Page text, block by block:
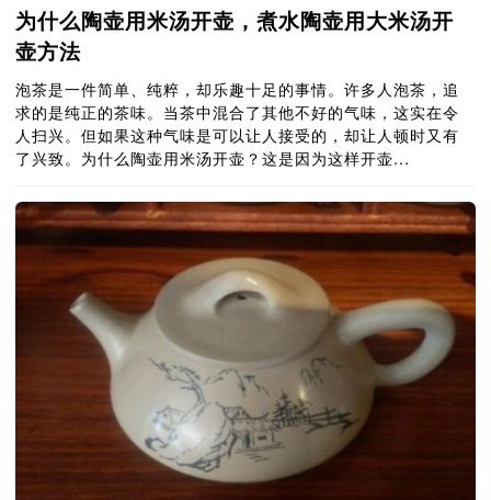
为什么陶壶用米汤开壶，煮水陶壶用大米汤开
壶方法
泡茶是一件简单、纯粹，却乐趣十足的事情。许多人泡茶，追
求的是纯正的茶味。当茶中混合了其他不好的气味，这实在令
人扫兴。但如果这种气味是可以让人接受的，却让人顿时又有
了兴致。为什么陶壶用米汤开壶？这是因为这样开壶...